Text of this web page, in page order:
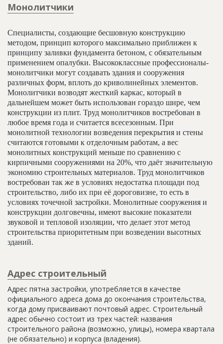
Личный кабинет
Монолитчики
Специалисты, создающие бесшовную конструкцию
методом, принцип которого максимально приближен к
принципу заливки фундамента бетоном, с обязательным
применением опалубки. Высококлассные профессионалы-
монолитчики могут создавать здания и сооружения
различных форм, вплоть до криволинейных элементов.
Монолитчики возводят жесткий каркас, который в
дальнейшем может быть использован гораздо шире, чем
конструкции из плит. Труд монолитчиков востребован в
любое время года и считается всесезонным. При
монолитной технологии возведения перекрытия и стены
считаются готовыми к отделочным работам, а вес
монолитных конструкций меньше по сравнению с
кирпичными сооружениями на 20%, что даёт значительную
экономию строительных материалов. Труд монолитчиков
востребован так же в условиях недостатка площади под
строительство, либо их при её дороговизне, то есть в
условиях точечной застройки. Монолитные сооружения и
конструкции долговечны, имеют высокие показатели
звуковой и тепловой изоляции, что делает этот метод
строительства приоритетным при возведении высотных
зданий.
Адрес строительный
Адрес пятна застройки, употребляется в качестве
официального адреса дома до окончания строительства,
когда дому присваивают почтовый адрес. Строительный
адрес обычно состоит из трех частей: названия
строительного района (возможно, улицы), номера квартала
(не обязательно) и корпуса (владения).